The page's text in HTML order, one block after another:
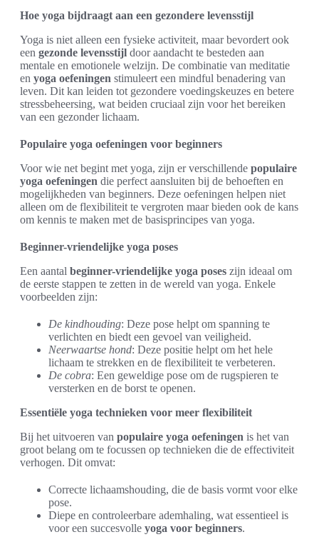
Hoe yoga bijdraagt aan een gezondere levensstijl
Yoga is niet alleen een fysieke activiteit, maar bevordert ook
een gezonde levensstijl door aandacht te besteden aan
mentale en emotionele welzijn. De combinatie van meditatie
en yoga oefeningen stimuleert een mindful benadering van
leven. Dit kan leiden tot gezondere voedingskeuzes en betere
stressbeheersing, wat beiden cruciaal zijn voor het bereiken
van een gezonder lichaam.
Populaire yoga oefeningen voor beginners
Voor wie net begint met yoga, zijn er verschillende populaire
yoga oefeningen die perfect aansluiten bij de behoeften en
mogelijkheden van beginners. Deze oefeningen helpen niet
alleen om de flexibiliteit te vergroten maar bieden ook de kans
om kennis te maken met de basisprincipes van yoga.
Beginner-vriendelijke yoga poses
Een aantal beginner-vriendelijke yoga poses zijn ideaal om
de eerste stappen te zetten in de wereld van yoga. Enkele
voorbeelden zijn:
De kindhouding: Deze pose helpt om spanning te
verlichten en biedt een gevoel van veiligheid.
Neerwaartse hond: Deze positie helpt om het hele
lichaam te strekken en de flexibiliteit te verbeteren.
De cobra: Een geweldige pose om de rugspieren te
versterken en de borst te openen.
Essentiële yoga technieken voor meer flexibiliteit
Bij het uitvoeren van populaire yoga oefeningen is het van
groot belang om te focussen op technieken die de effectiviteit
verhogen. Dit omvat:
Correcte lichaamshouding, die de basis vormt voor elke
pose.
Diepe en controleerbare ademhaling, wat essentieel is
voor een succesvolle yoga voor beginners.